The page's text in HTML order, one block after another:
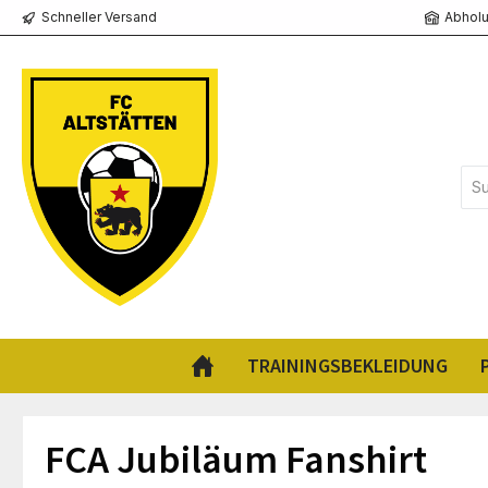
Zur Hauptnavigation springen
Schneller Versand
TRAININGSBEKLEIDUNG
FCA Jubiläum Fanshirt